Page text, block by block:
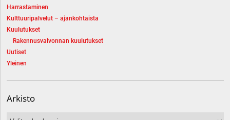
Harrastaminen
Kulttuuripalvelut – ajankohtaista
Kuulutukset
Rakennusvalvonnan kuulutukset
Uutiset
Yleinen
Arkisto
Arkisto